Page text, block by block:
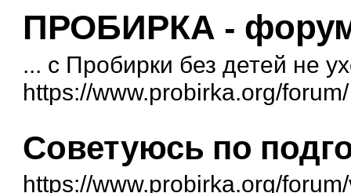
ПРОБИРКА - форум
... с Пробирки без детей не
https://www.probirka.org/forum/
Советуюсь по
https://www.probirka.org/